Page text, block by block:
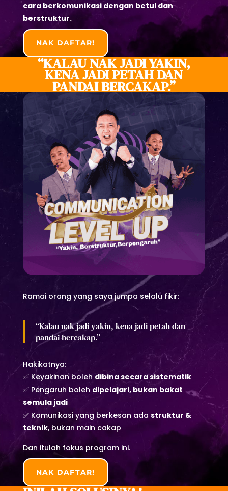
cara berkomunikasi dengan betul dan
berstruktur.
NAK DAFTAR!
“KALAU NAK JADI YAKIN,
KENA JADI PETAH DAN
PANDAI BERCAKAP.”
Ramai orang yang saya jumpa selalu fikir:
“Kalau nak jadi yakin, kena jadi petah dan
pandai bercakap.”
Hakikatnya:
✅ Keyakinan boleh dibina secara sistematik
✅ Pengaruh boleh dipelajari, bukan bakat
semula jadi
✅ Komunikasi yang berkesan ada struktur &
teknik, bukan main cakap
Dan itulah fokus program ini.
NAK DAFTAR!